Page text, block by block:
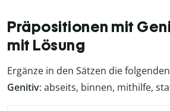
Präpositionen mit
mit Lösung
Ergänze in den Sätzen die folgenden
Genitiv: abseits, binnen, mithilfe,